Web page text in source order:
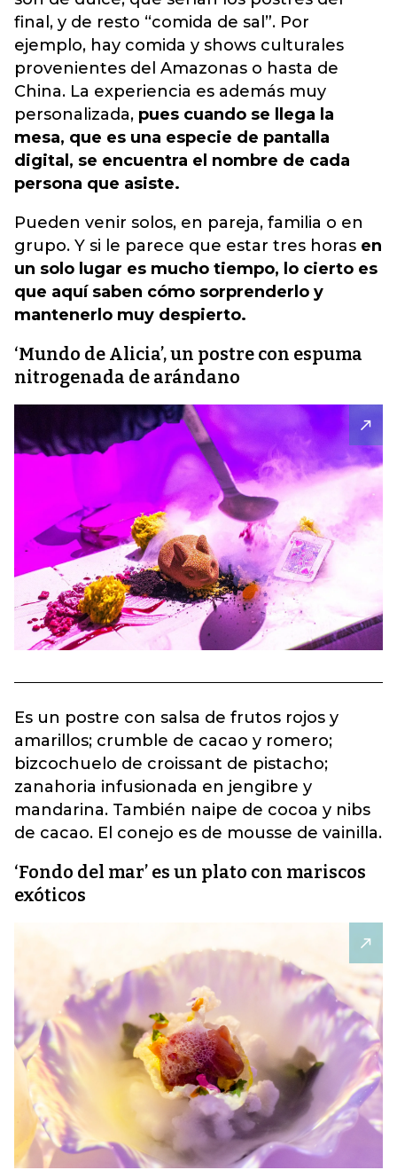
final, y de resto “comida de sal”. Por
ejemplo, hay comida y shows culturales
provenientes del Amazonas o hasta de
China. La experiencia es además muy
personalizada, pues cuando se llega la
mesa, que es una especie de pantalla
digital, se encuentra el nombre de cada
persona que asiste.
Pueden venir solos, en pareja, familia o en
grupo. Y si le parece que estar tres horas en
un solo lugar es mucho tiempo, lo cierto es
que aquí saben cómo sorprenderlo y
mantenerlo muy despierto.
‘Mundo de Alicia’, un postre con espuma
nitrogenada de arándano
Es un postre con salsa de frutos rojos y
amarillos; crumble de cacao y romero;
bizcochuelo de croissant de pistacho;
zanahoria infusionada en jengibre y
mandarina. También naipe de cocoa y nibs
de cacao. El conejo es de mousse de vainilla.
‘Fondo del mar’ es un plato con mariscos
exóticos